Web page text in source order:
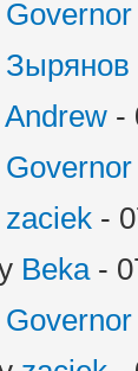
Governor
Зырянов
Andrew -
Governor
zaciek -
Beka-
Governor